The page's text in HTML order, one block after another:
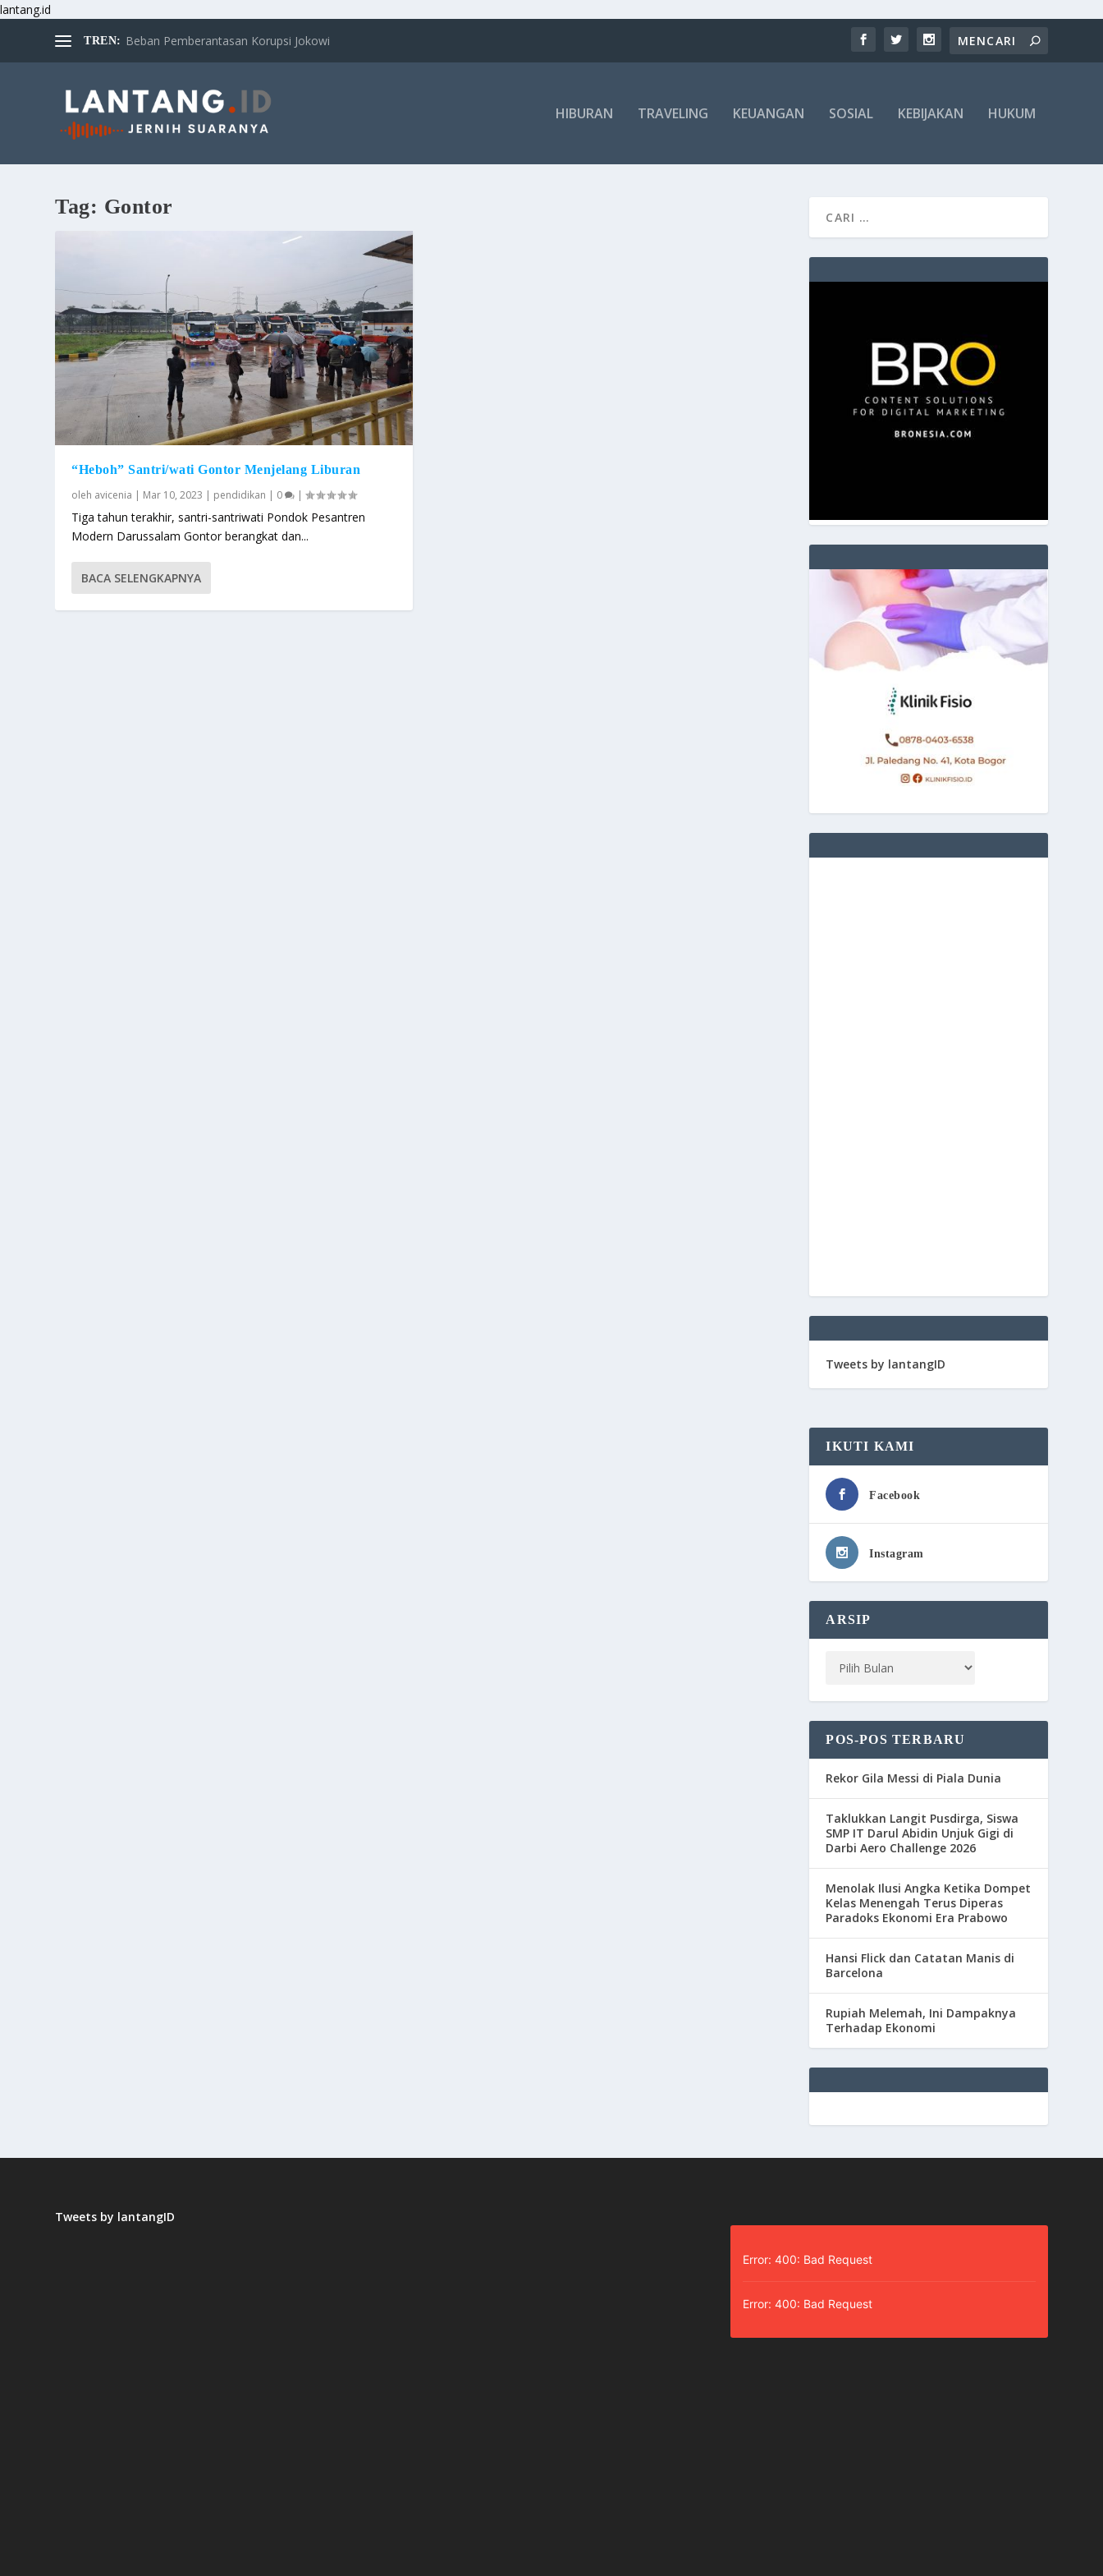
lantang.id
TREN: Beban Pemberantasan Korupsi Jokowi
HIBURAN TRAVELING KEUANGAN SOSIAL KEBIJAKAN HUKUM
Tag: Gontor
“Heboh” Santri/wati Gontor Menjelang Liburan
oleh avicenia | Mar 10, 2023 | pendidikan | 0 |
Tiga tahun terakhir, santri-santriwati Pondok Pesantren
Modern Darussalam Gontor berangkat dan...
BACA SELENGKAPNYA
Tweets by lantangID
IKUTI KAMI
Facebook
Instagram
ARSIP
POS-POS TERBARU
Rekor Gila Messi di Piala Dunia
Taklukkan Langit Pusdirga, Siswa
SMP IT Darul Abidin Unjuk Gigi di
Darbi Aero Challenge 2026
Menolak Ilusi Angka Ketika Dompet
Kelas Menengah Terus Diperas
Paradoks Ekonomi Era Prabowo
Hansi Flick dan Catatan Manis di
Barcelona
Rupiah Melemah, Ini Dampaknya
Terhadap Ekonomi
Tweets by lantangID
Error: 400: Bad Request
Error: 400: Bad Request